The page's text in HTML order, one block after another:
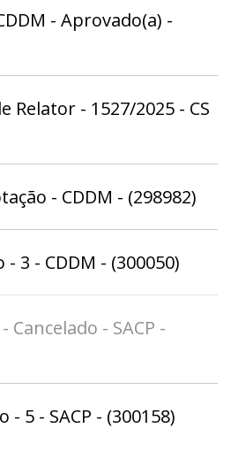
- Aprovado(a) -
Relator - 1527/2025 - CS
- CDDM - (298982)
- 3 - CDDM - (300050)
Cancelado - SACP -
- 5 - SACP - (300158)